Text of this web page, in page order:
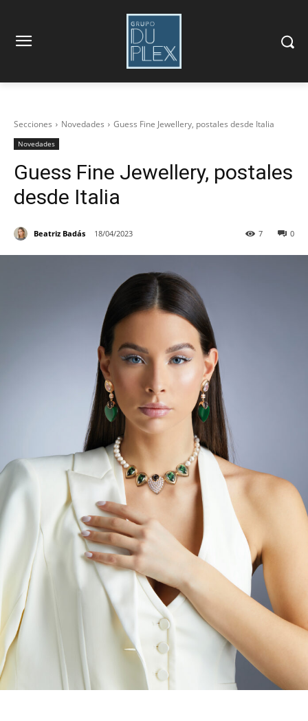
Secciones Novedades Guess Fine Jewellery, postales desde Italia
Novedades
Guess Fine Jewellery, postales
desde Italia
Beatriz Badás 18/04/2023 0
7